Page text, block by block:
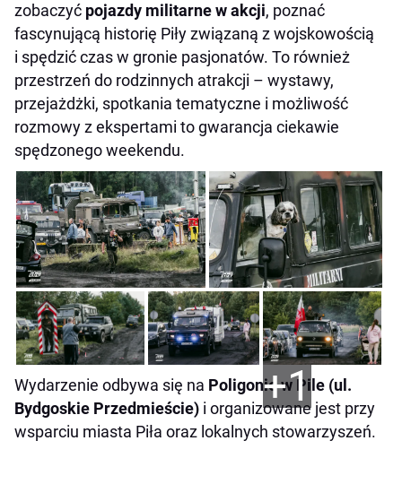
zobaczyć pojazdy militarne w akcji, poznać
fascynującą historię Piły związaną z wojskowością
i spędzić czas w gronie pasjonatów. To również
przestrzeń do rodzinnych atrakcji – wystawy,
przejażdżki, spotkania tematyczne i możliwość
rozmowy z ekspertami to gwarancja ciekawie
spędzonego weekendu.
+1
Wydarzenie odbywa się na Poligonie w Pile (ul.
Bydgoskie Przedmieście) i organizowane jest przy
wsparciu miasta Piła oraz lokalnych stowarzyszeń.